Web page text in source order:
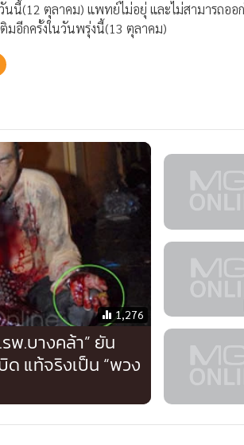
นนี้(12 ตุลาคม) แพทย์ไม่อยุ่ และไม่สามารถอ
มอีกครั้งในวันพรุ่งนี้(13 ตุลาคม)
1,276
พ.บางคล้า” ยัน
ด แท้จริงเป็น “พวง